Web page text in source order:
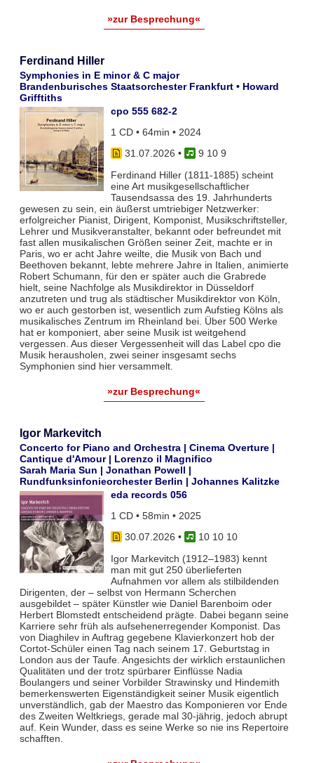
»zur Besprechung«
Ferdinand Hiller
Symphonies in E minor & C major
Brandenburisches Staatsorchester Frankfurt • Howard
Grifftiths
cpo 555 682-2
1 CD • 64min • 2024
31.07.2026 •
9 10 9
Ferdinand Hiller (1811-1885) scheint
eine Art musikgesellschaftlicher
Tausendsassa des 19. Jahrhunderts
gewesen zu sein, ein äußerst umtriebiger Netzwerker:
erfolgreicher Pianist, Dirigent, Komponist, Musikschriftsteller,
Lehrer und Musikveranstalter, bekannt oder befreundet mit
fast allen musikalischen Größen seiner Zeit, machte er in
Paris, wo er acht Jahre weilte, die Musik von Bach und
Beethoven bekannt, lebte mehrere Jahre in Italien, animierte
Robert Schumann, für den er später auch die Grabrede
hielt, seine Nachfolge als Musikdirektor in Düsseldorf
anzutreten und trug als städtischer Musikdirektor von Köln,
wo er auch gestorben ist, wesentlich zum Aufstieg Kölns als
musikalisches Zentrum im Rheinland bei. Über 500 Werke
hat er komponiert, aber seine Musik ist weitgehend
vergessen. Aus dieser Vergessenheit will das Label cpo die
Musik herausholen, zwei seiner insgesamt sechs
Symphonien sind hier versammelt.
»zur Besprechung«
Igor Markevitch
Concerto for Piano and Orchestra | Cinema Overture |
Cantique d'Amour | Lorenzo il Magnifico
Sarah Maria Sun | Jonathan Powell |
Rundfunksinfonieorchester Berlin | Johannes Kalitzke
eda records 056
1 CD • 58min • 2025
30.07.2026 •
10 10 10
Igor Markevitch (1912–1983) kennt
man mit gut 250 überlieferten
Aufnahmen vor allem als stilbildenden
Dirigenten, der – selbst von Hermann Scherchen
ausgebildet – später Künstler wie Daniel Barenboim oder
Herbert Blomstedt entscheidend prägte. Dabei begann seine
Karriere sehr früh als aufsehenerregender Komponist. Das
von Diaghilev in Auftrag gegebene Klavierkonzert hob der
Cortot-Schüler einen Tag nach seinem 17. Geburtstag in
London aus der Taufe. Angesichts der wirklich erstaunlichen
Qualitäten und der trotz spürbarer Einflüsse Nadia
Boulangers und seiner Vorbilder Strawinsky und Hindemith
bemerkenswerten Eigenständigkeit seiner Musik eigentlich
unverständlich, gab der Maestro das Komponieren vor Ende
des Zweiten Weltkriegs, gerade mal 30-jährig, jedoch abrupt
auf. Kein Wunder, dass es seine Werke so nie ins Repertoire
schafften.